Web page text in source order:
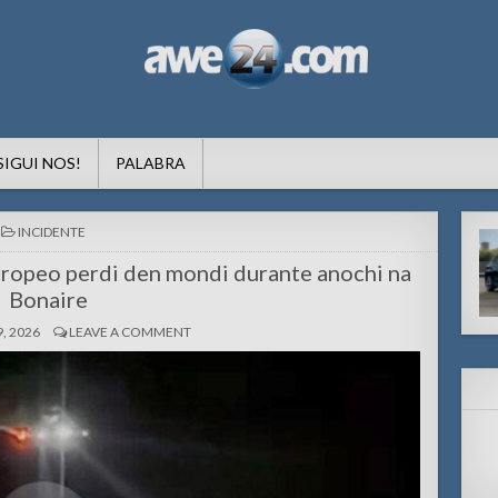
NOS! PALABRA
POSTED
IN
INCIDENTE
perdi den mondi durante anochi na
Bonaire
2026 LEAVE A COMMENT